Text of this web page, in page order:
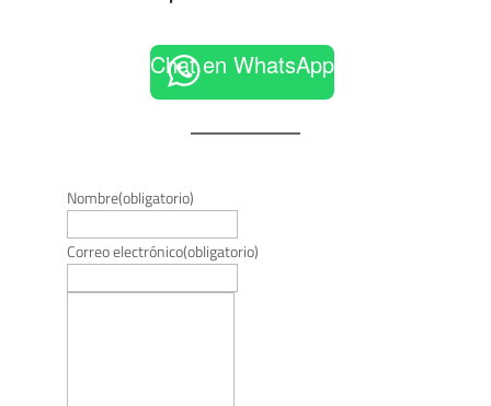
Chat en WhatsApp
Nombre(obligatorio)
Correo electrónico(obligatorio)